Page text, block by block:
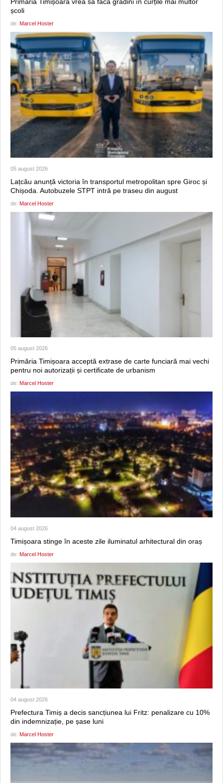
Primăria Timișoara vrea să facă grădini în curțile mai multor
școli
de: Marcel Hoster
05 august 2026
Lațcău anunță victoria în transportul metropolitan spre Giroc și
Chișoda. Autobuzele STPT intră pe traseu din august
de: Marcel Hoster
05 august 2026
Primăria Timișoara acceptă extrase de carte funciară mai vechi
pentru noi autorizații și certificate de urbanism
de: Marcel Hoster
04 august 2026
Timișoara stinge în aceste zile iluminatul arhitectural din oraș
de: Marcel Hoster
04 august 2026
Prefectura Timiș a decis sancțiunea lui Fritz: penalizare cu 10%
din indemnizație, pe șase luni
de: Marcel Hoster